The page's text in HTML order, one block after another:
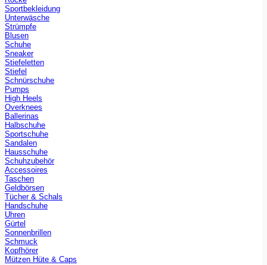
Sportbekleidung
Unterwäsche
Strümpfe
Blusen
Schuhe
Sneaker
Stiefeletten
Stiefel
Schnürschuhe
Pumps
High Heels
Overknees
Ballerinas
Halbschuhe
Sportschuhe
Sandalen
Hausschuhe
Schuhzubehör
Accessoires
Taschen
Geldbörsen
Tücher & Schals
Handschuhe
Uhren
Gürtel
Sonnenbrillen
Schmuck
Kopfhörer
Mützen Hüte & Caps